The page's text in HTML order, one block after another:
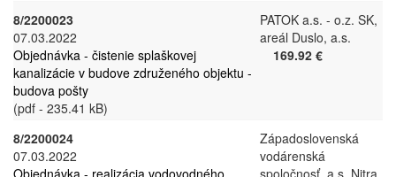
8/2200023
07.03.2022
Objednávka - čistenie splaškovej
kanalizácie v budove združeného objektu -
budova pošty
(pdf - 235.41 kB)
PATOK a.s. - o.z. SK,
areál Duslo, a.s.
169.92 €
8/2200024
07.03.2022
Objednávka - realizácia vodovodného
Západoslovenská
vodárenská
spoločnosť, a.s. Nitra